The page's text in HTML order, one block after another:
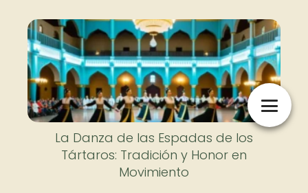
La Danza de las Espadas de los
Tártaros: Tradición y Honor en
Movimiento